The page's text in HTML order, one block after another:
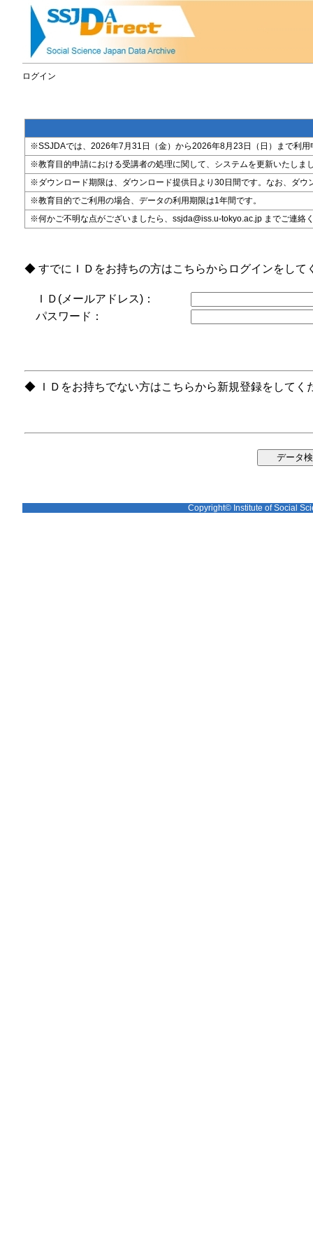
ログイン
※SSJDAでは、2026年7月31日（金）から2026年8月23日（日）まで利
※教育目的申請における受講者の処理に関して、システムを更新いたしま
※ダウンロード期限は、ダウンロード提供日より30日間です。なお、ダ
※教育目的でご利用の場合、データの利用期限は1年間です。
※何かご不明な点がございましたら、ssjda@iss.u-tokyo.ac.jp までご連絡
◆ すでにＩＤをお持ちの方はこちらからログインをして
ＩＤ(メールアドレス)：
パスワード：
◆ ＩＤをお持ちでない方はこちらから新規登録をしてく
Copyright© Institute of Social